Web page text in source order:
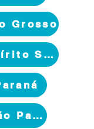
Grosso
Santo
Paulo